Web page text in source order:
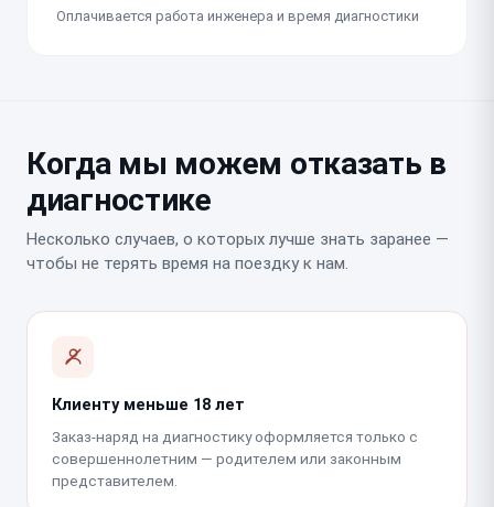
Оплачивается работа инженера и время диагностики
Когда мы можем отказать в
диагностике
Несколько случаев, о которых лучше знать заранее —
чтобы не терять время на поездку к нам.
Клиенту меньше 18 лет
Заказ-наряд на диагностику оформляется только с
совершеннолетним — родителем или законным
представителем.